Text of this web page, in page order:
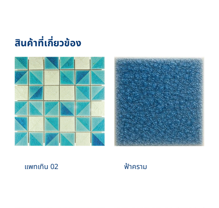
SPECIAL SHAPE :
CIRCLE , FAN , BOW , TRIANGULAR , CONVEX
,PYRAMID
สินค้าที่เกี่ยวข้อง
แพทเทิน 02 ฟ้าคราม